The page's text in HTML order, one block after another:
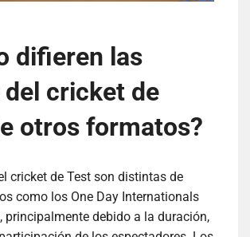
difieren las
del cricket de
otros formatos?
cricket de Test son distintas de
como los One Day Internationals
principalmente debido a la duración,